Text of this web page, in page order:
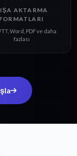
AKTARMA
FORMATLARI
Word, PDF ve daha
fazlası